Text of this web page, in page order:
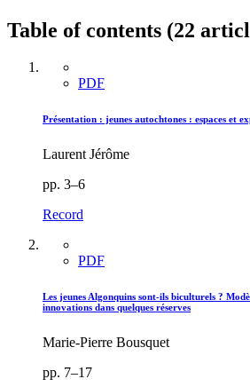
Table of contents (22
PDF
Présentation : jeunes autochtones : espaces et
Laurent Jérôme
pp. 3–6
Record
PDF
Les jeunes Algonquins sont-ils biculturels ?
innovations dans quelques réserves
Marie-Pierre Bousquet
pp. 7–17